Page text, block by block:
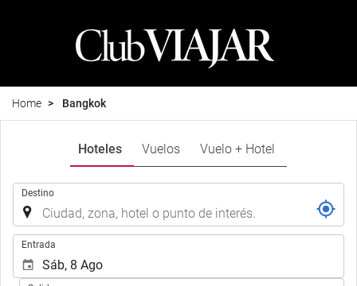
Home Bangkok
Hoteles Vuelos Vuelo + Hotel
Destino
Entrada